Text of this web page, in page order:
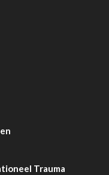
Trauma